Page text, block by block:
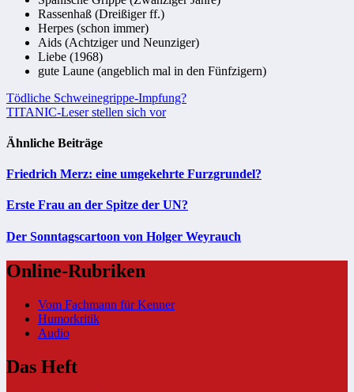
Rassenhaß (Dreißiger ff.)
Herpes (schon immer)
Aids (Achtziger und Neunziger)
Liebe (1968)
gute Laune (angeblich mal in den Fünfzigern)
Beitragsnavigation
Tödliche Schweinegrippe-Impfung?
TITANIC-Leser stellen sich vor
Ähnliche Beiträge
Friedrich Merz: eine umgekehrte Furzgrundel?
Erste Frau an der Spitze der UN?
Der Sonntagscartoon von Holger Weyrauch
Online-Rubriken
Vom Fachmann für Kenner
Humorkritik
Audio
Das Heft